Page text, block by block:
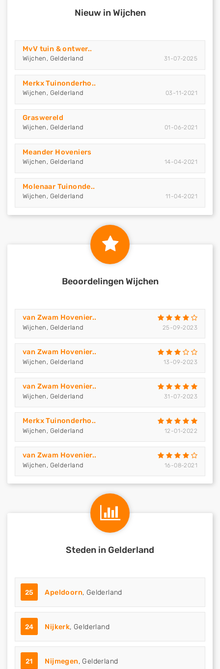
Nieuw in Wijchen
MvV tuin & ontwer..
Wijchen, Gelderland 31-07-2025
Merkx Tuinonderho..
Wijchen, Gelderland 03-11-2021
Graswereld
Wijchen, Gelderland 01-06-2021
Meander Hoveniers
Wijchen, Gelderland 14-04-2021
Molenaar Tuinonde..
Wijchen, Gelderland 11-04-2021
Beoordelingen Wijchen
van Zwam Hovenier..
Wijchen, Gelderland 25-09-2023
van Zwam Hovenier..
Wijchen, Gelderland 13-09-2023
van Zwam Hovenier..
Wijchen, Gelderland 31-07-2023
Merkx Tuinonderho..
Wijchen, Gelderland 12-01-2022
van Zwam Hovenier..
Wijchen, Gelderland 16-08-2021
Steden in Gelderland
25 Apeldoorn, Gelderland
24 Nijkerk, Gelderland
21 Nijmegen, Gelderland